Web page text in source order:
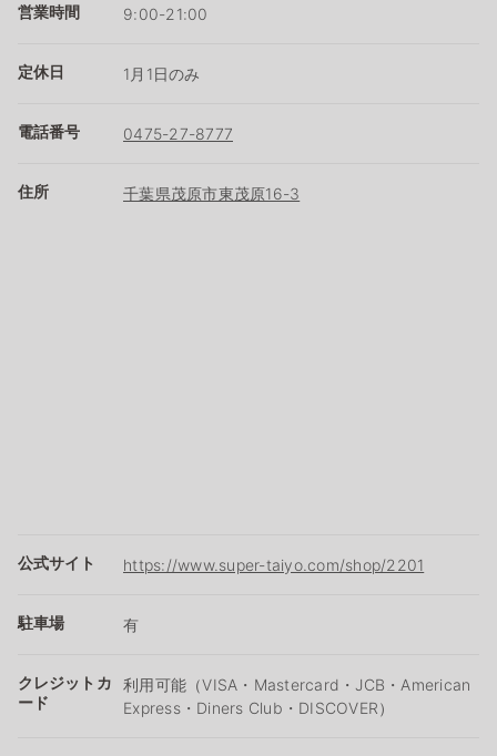
営業時間 9:00-21:00
定休日 1月1日のみ
電話番号 0475-27-8777
住所 千葉県茂原市東茂原16-3
公式サイト https://www.super-taiyo.com/shop/2201
駐車場 有
クレジットカ
ード
利用可能（VISA・Mastercard・JCB・American
Express・Diners Club・DISCOVER）